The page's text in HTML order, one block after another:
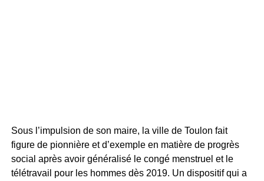
Sous l’impulsion de son maire, la ville de Toulon fait
figure de pionnière et d’exemple en matière de progrès
social après avoir généralisé le congé menstruel et le
télétravail pour les hommes dès 2019. Un dispositif qui a